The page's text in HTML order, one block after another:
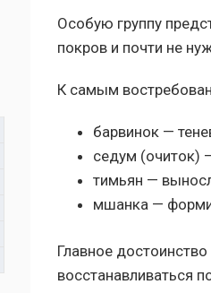
Особую группу
покров и почти не
К самым
барвинок —
седум (очиток)
тимьян —
мшанка —
Главное
восстанавливаться